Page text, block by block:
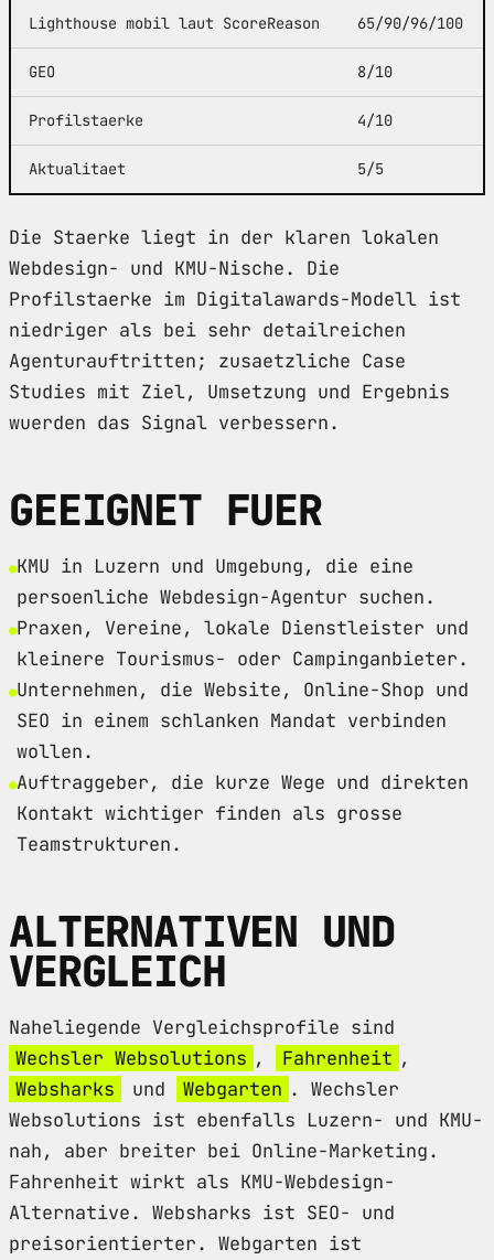
Lighthouse mobil laut ScoreReason 65/90/96/100
GEO 8/10
Profilstaerke 4/10
Aktualitaet 5/5
Die Staerke liegt in der klaren lokalen
Webdesign- und KMU-Nische. Die
Profilstaerke im Digitalawards-Modell ist
niedriger als bei sehr detailreichen
Agenturauftritten; zusaetzliche Case
Studies mit Ziel, Umsetzung und Ergebnis
wuerden das Signal verbessern.
GEEIGNET FUER
KMU in Luzern und Umgebung, die eine
persoenliche Webdesign-Agentur suchen.
Praxen, Vereine, lokale Dienstleister und
kleinere Tourismus- oder Campinganbieter.
Unternehmen, die Website, Online-Shop und
SEO in einem schlanken Mandat verbinden
wollen.
Auftraggeber, die kurze Wege und direkten
Kontakt wichtiger finden als grosse
Teamstrukturen.
ALTERNATIVEN UND
VERGLEICH
Naheliegende Vergleichsprofile sind
Wechsler Websolutions , Fahrenheit ,
Websharks
und Webgarten . Wechsler
Websolutions ist ebenfalls Luzern- und KMU-
nah, aber breiter bei Online-Marketing.
Fahrenheit wirkt als KMU-Webdesign-
Alternative. Websharks ist SEO- und
preisorientierter. Webgarten ist